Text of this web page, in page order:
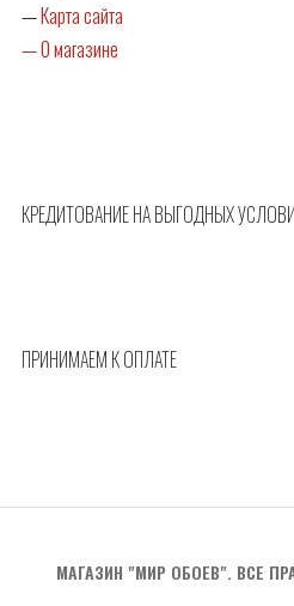
—Карта сайта
— О магазине
КРЕДИТОВАНИЕ НА ВЫГОДНЫХ
ПРИНИМАЕМ К ОПЛАТЕ
МАГАЗИН "МИР ОБОЕВ". ВСЕ